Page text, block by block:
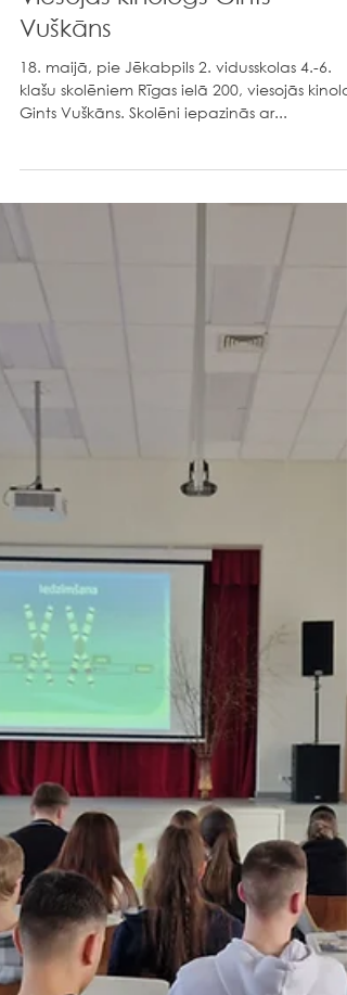
Viesojās kinologs Gints
Vuškāns
18. maijā, pie Jēkabpils 2. vidusskolas 4.-6.
klašu skolēniem Rīgas ielā 200, viesojās